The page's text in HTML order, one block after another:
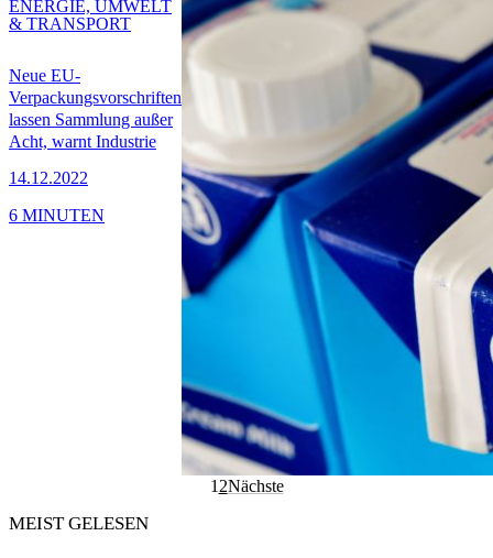
Neue EU-
Verpackungsvorschriften
lassen Sammlung außer
Acht, warnt Industrie
14.12.2022
ENERGIE, UMWELT
& TRANSPORT
6 MINUTEN
1 2Nächste
MEIST GELESEN